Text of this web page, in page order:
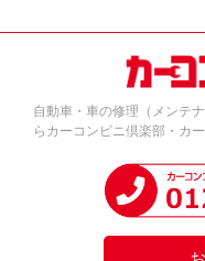
自動車・車の修理（メンテ
らカーコンビニ倶楽部・カ